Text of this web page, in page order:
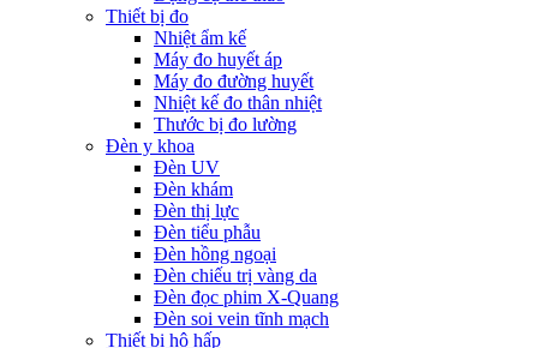
Thiết bị đo
Nhiệt ẩm kế
Máy đo huyết áp
Máy đo đường huyết
Nhiệt kế đo thân nhiệt
Thước bị đo lường
Đèn y khoa
Đèn UV
Đèn khám
Đèn thị lực
Đèn tiểu phẫu
Đèn hồng ngoại
Đèn chiếu trị vàng da
Đèn đọc phim X-Quang
Đèn soi vein tĩnh mạch
Thiết bị hô hấp